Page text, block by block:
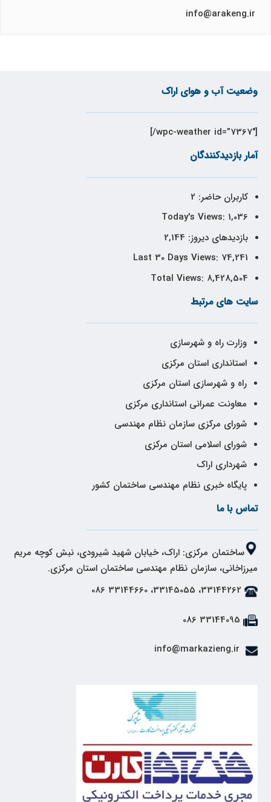
وضعیت آب و هوای اراک
[wpc-weather id=”7367″/]
آمار بازدیدکنندگان
کاربران حاضر: 2
Today's Views: 1,036
بازدیدهای دیروز: 2,144
Last 30 Days Views: 74,241
Total Views: 8,428,504
سایت های مرتبط
وزارت راه و شهرسازی
استانداری استان مرکزی
راه و شهرسازی استان مرکزی
معاونت عمرانی استانداری مرکزی
شورای مرکزی سازمان نظام مهندسی
شورای اسلامی استان مرکزی
شهرداری اراک
پایگاه خبری نظام مهندسی ساختمان کشور
تماس با ما
ساختمان مرکزی: اراک، خیابان شهید شیرودی، نبش کوچه مریم
میرزاخانی، سازمان نظام مهندسی ساختمان استان مرکزی.
33144262، 33145055، 33144660 086
33144095 086